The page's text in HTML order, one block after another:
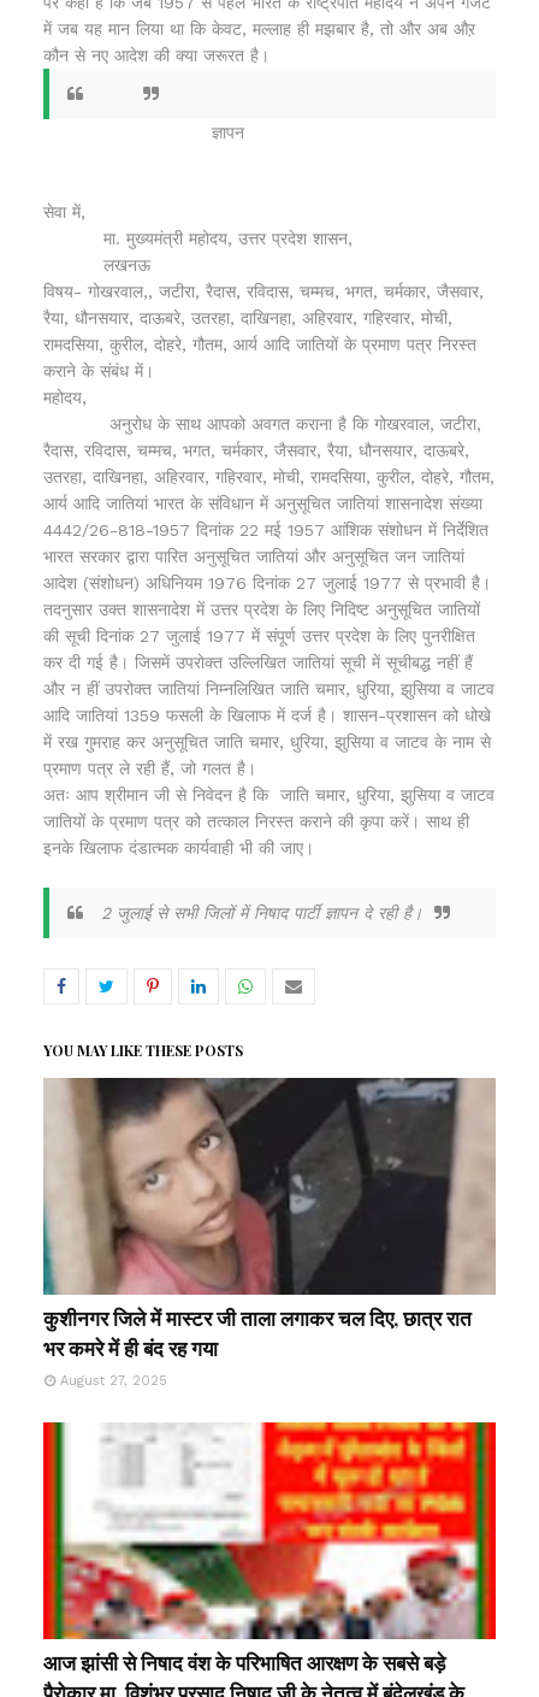
में जब यह मान लिया था कि केवट, मल्लाह ही मझबार है, तो और अब औऱ
कौन से नए आदेश की क्या जरूरत है।
ज्ञापन
सेवा में,
मा. मुख्यमंत्री महोदय, उत्तर प्रदेश शासन,
लखनऊ
विषय- गोखरवाल,, जटीरा, रैदास, रविदास, चम्मच, भगत, चर्मकार, जैसवार,
रैया, धौनसयार, दाऊबरे, उतरहा, दाखिनहा, अहिरवार, गहिरवार, मोची,
रामदसिया, कुरील, दोहरे, गौतम, आर्य आदि जातियों के प्रमाण पत्र निरस्त
कराने के संबंध में।
महोदय,
अनुरोध के साथ आपको अवगत कराना है कि गोखरवाल, जटीरा,
रैदास, रविदास, चम्मच, भगत, चर्मकार, जैसवार, रैया, धौनसयार, दाऊबरे,
उतरहा, दाखिनहा, अहिरवार, गहिरवार, मोची, रामदसिया, कुरील, दोहरे, गौतम,
आर्य आदि जातियां भारत के संविधान में अनुसूचित जातियां शासनादेश संख्या
4442/26-818-1957 दिनांक 22 मई 1957 आंशिक संशोधन में निर्देशित
भारत सरकार द्वारा पारित अनुसूचित जातियां और अनुसूचित जन जातियां
आदेश (संशोधन) अधिनियम 1976 दिनांक 27 जुलाई 1977 से प्रभावी है।
तदनुसार उक्त शासनादेश में उत्तर प्रदेश के लिए निदिष्ट अनुसूचित जातियों
की सूची दिनांक 27 जुलाई 1977 में संपूर्ण उत्तर प्रदेश के लिए पुनरीक्षित
कर दी गई है। जिसमें उपरोक्त उल्लिखित जातियां सूची में सूचीबद्ध नहीं हैं
और न हीं उपरोक्त जातियां निम्नलिखित जाति चमार, धुरिया, झुसिया व जाटव
आदि जातियां 1359 फसली के खिलाफ में दर्ज है। शासन-प्रशासन को धोखे
में रख गुमराह कर अनुसूचित जाति चमार, धुरिया, झुसिया व जाटव के नाम से
प्रमाण पत्र ले रही हैं, जो गलत है।
अतः आप श्रीमान जी से निवेदन है कि जाति चमार, धुरिया, झुसिया व जाटव
जातियों के प्रमाण पत्र को तत्काल निरस्त कराने की कृपा करें। साथ ही
इनके खिलाफ दंडात्मक कार्यवाही भी की जाए।
2 जुलाई से सभी जिलों में निषाद पार्टी ज्ञापन दे रही है।
YOU MAY LIKE THESE POSTS
कुशीनगर जिले में मास्टर जी ताला लगाकर चल दिए, छात्र रात
भर कमरे में ही बंद रह गया
August 27, 2025
आज झांसी से निषाद वंश के परिभाषित आरक्षण के सबसे बड़े